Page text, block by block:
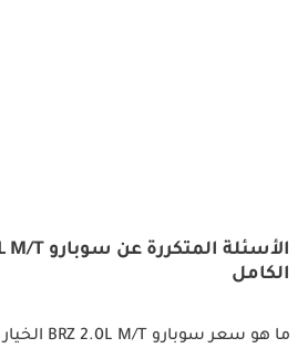
الكامل
ما هو سعر سوبارو BRZ 2.0L M/T الخيار الكامل؟